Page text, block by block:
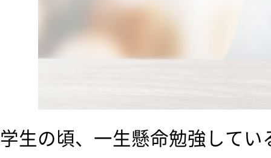
学生の頃、一生懸命勉強して